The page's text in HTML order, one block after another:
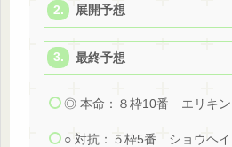
展開予想
最終予想
◎ 本命：８枠10番 エリキ
○ 対抗：５枠5番 ショウヘ